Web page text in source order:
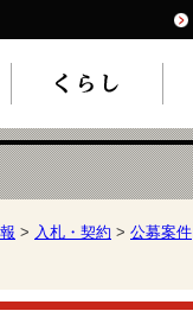
> 入札・契約 > 公募案件